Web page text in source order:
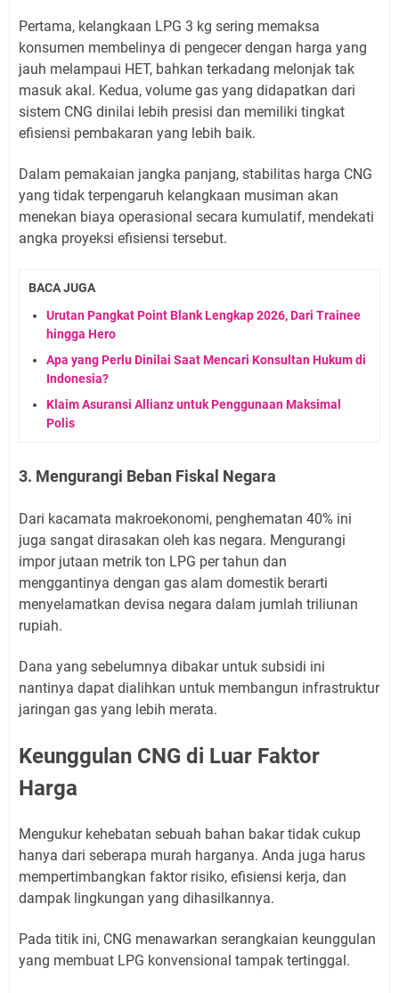
Pertama, kelangkaan LPG 3 kg sering memaksa
konsumen membelinya di pengecer dengan harga yang
jauh melampaui HET, bahkan terkadang melonjak tak
masuk akal. Kedua, volume gas yang didapatkan dari
sistem CNG dinilai lebih presisi dan memiliki tingkat
efisiensi pembakaran yang lebih baik.
Dalam pemakaian jangka panjang, stabilitas harga CNG
yang tidak terpengaruh kelangkaan musiman akan
menekan biaya operasional secara kumulatif, mendekati
angka proyeksi efisiensi tersebut.
BACA JUGA
Urutan Pangkat Point Blank Lengkap 2026, Dari Trainee
hingga Hero
Apa yang Perlu Dinilai Saat Mencari Konsultan Hukum di
Indonesia?
Klaim Asuransi Allianz untuk Penggunaan Maksimal
Polis
3. Mengurangi Beban Fiskal Negara
Dari kacamata makroekonomi, penghematan 40% ini
juga sangat dirasakan oleh kas negara. Mengurangi
impor jutaan metrik ton LPG per tahun dan
menggantinya dengan gas alam domestik berarti
menyelamatkan devisa negara dalam jumlah triliunan
rupiah.
Dana yang sebelumnya dibakar untuk subsidi ini
nantinya dapat dialihkan untuk membangun infrastruktur
jaringan gas yang lebih merata.
Keunggulan CNG di Luar Faktor
Harga
Mengukur kehebatan sebuah bahan bakar tidak cukup
hanya dari seberapa murah harganya. Anda juga harus
mempertimbangkan faktor risiko, efisiensi kerja, dan
dampak lingkungan yang dihasilkannya.
Pada titik ini, CNG menawarkan serangkaian keunggulan
yang membuat LPG konvensional tampak tertinggal.